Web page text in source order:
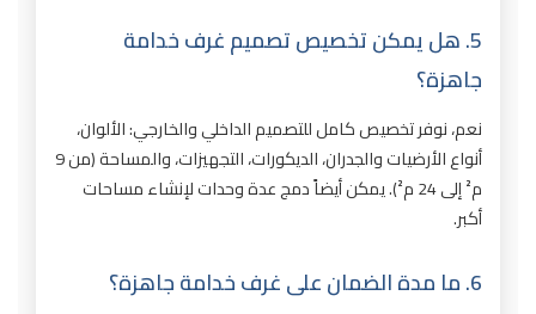
5. هل يمكن تخصيص تصميم غرف خدامة
جاهزة؟
نعم، نوفر تخصيص كامل للتصميم الداخلي والخارجي: الألوان،
أنواع الأرضيات والجدران، الديكورات، التجهيزات، والمساحة (من 9
م² إلى 24 م²). يمكن أيضاً دمج عدة وحدات لإنشاء مساحات
أكبر.
6. ما مدة الضمان على غرف خدامة جاهزة؟